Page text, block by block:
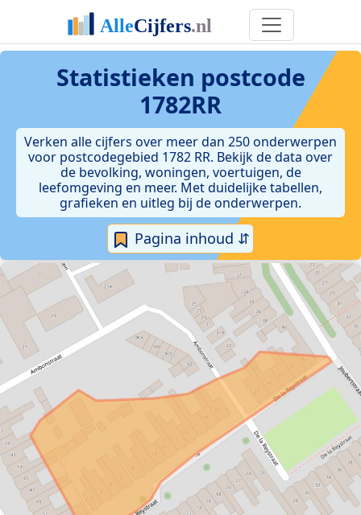
Statistieken postcode
1782RR
Verken alle cijfers over meer dan 250 onderwerpen
voor postcodegebied 1782 RR. Bekijk de data over
de bevolking, woningen, voertuigen, de
leefomgeving en meer. Met duidelijke tabellen,
grafieken en uitleg bij de onderwerpen.
Pagina inhoud ⇵